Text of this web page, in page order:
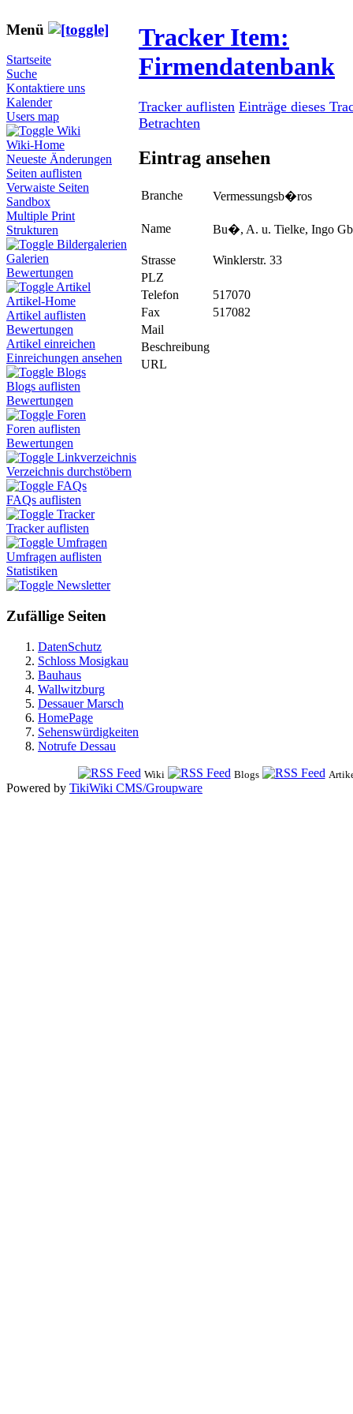
Menü
Startseite
Suche
Kontaktiere uns
Kalender
Users map
Wiki
Wiki-Home
Neueste Änderungen
Seiten auflisten
Verwaiste Seiten
Sandbox
Multiple Print
Strukturen
Bildergalerien
Galerien
Bewertungen
Artikel
Artikel-Home
Artikel auflisten
Bewertungen
Artikel einreichen
Einreichungen ansehen
Blogs
Blogs auflisten
Bewertungen
Foren
Foren auflisten
Bewertungen
Linkverzeichnis
Verzeichnis durchstöbern
FAQs
FAQs auflisten
Tracker
Tracker auflisten
Umfragen
Umfragen auflisten
Statistiken
Newsletter
Zufällige Seiten
DatenSchutz
Schloss Mosigkau
Bauhaus
Wallwitzburg
Dessauer Marsch
HomePage
Sehenswürdigkeiten
Notrufe Dessau
Tracker Item:
Firmendatenbank
Tracker auflisten Einträge dieses
Betrachten
Eintrag ansehen
Branche Vermessungsb�ros
Name Bu�, A. u. Tielke, Ingo
Strasse
Winklerstr. 33
PLZ
Telefon
517070
Fax
517082
Mail
Beschreibung
URL
Wiki Blogs
Powered by TikiWiki CMS/Groupware